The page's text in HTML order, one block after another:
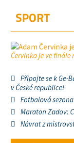
SPORT
Červinka je ve
Připojte se k Ge-
v České republice!
Fotbalová
Maraton Zadov:
Návrat z